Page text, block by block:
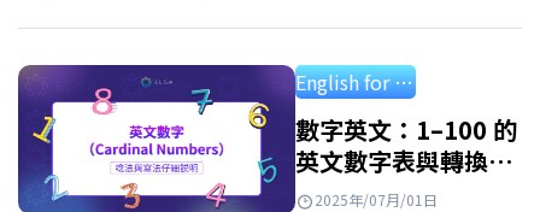
上完整對照表與超簡單記憶小技巧。 序數…
English for starter
數字英文：1–100 的
英文數字表與轉換方
式2025年/07月/01日